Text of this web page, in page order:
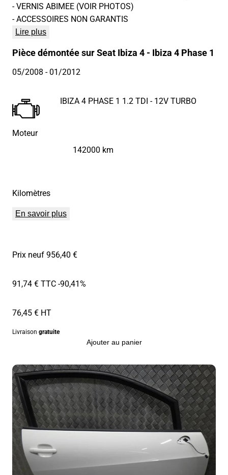
- VERNIS ABIMEE (VOIR PHOTOS)
- ACCESSOIRES NON GARANTIS
Lire plus
Pièce démontée sur Seat Ibiza 4 - Ibiza 4 Phase 1
05/2008- 01/2012
Moteur
IBIZA 4 PHASE 1 1.2 TDI - 12V TURBO
Kilomètres
142000 km
En savoir plus
Prix neuf 956,40 €
91,74 € TTC-90,41%
76,45 € HT
Livraison gratuite
Ajouter au panier